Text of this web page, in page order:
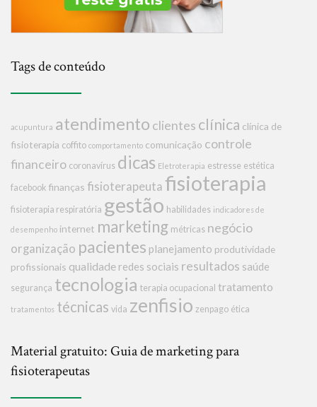
Tags de conteúdo
acupuntura atendimento clientes clínica clínica de
fisioterapia coffito comportamento comunicação controle
financeiro coronavírus dicas Eletroterapia estresse estética
facebook finanças fisioterapeuta fisioterapia
fisioterapia respiratória gestão habilidades indicadores de
desempenho internet marketing métricas negócio
organização pacientes planejamento produtividade
profissionais qualidade redes sociais resultados saúde
segurança tecnologia terapia ocupacional tratamento
tratamentos técnicas vida zenfisio zenpago ética
Material gratuito: Guia de marketing para
fisioterapeutas